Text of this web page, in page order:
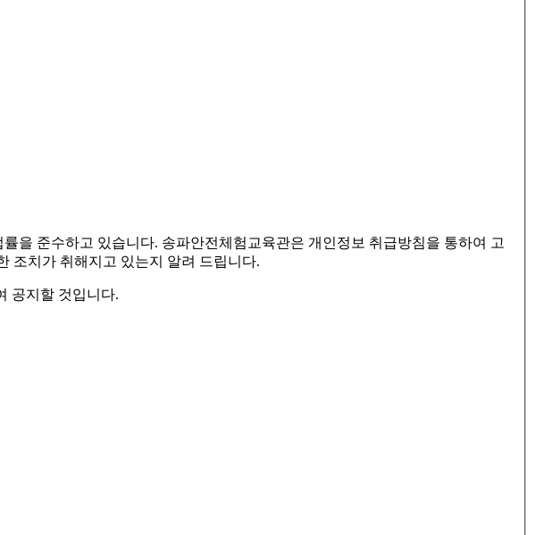
을 준수하고 있습니다. 송파안전체험교육관은 개인정보 취급방침을 통하여 고
조치가 취해지고 있는지 알려 드립니다.
공지할 것입니다.